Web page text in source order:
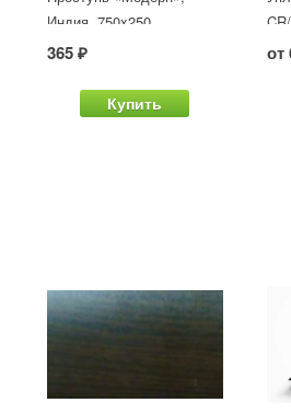
Индия, 750x250
365 ₽
Купить
от